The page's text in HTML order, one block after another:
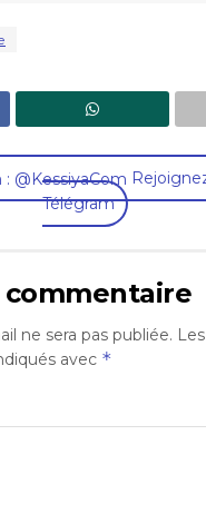
Télégram
commentaire
ne sera pas publiée.
avec *